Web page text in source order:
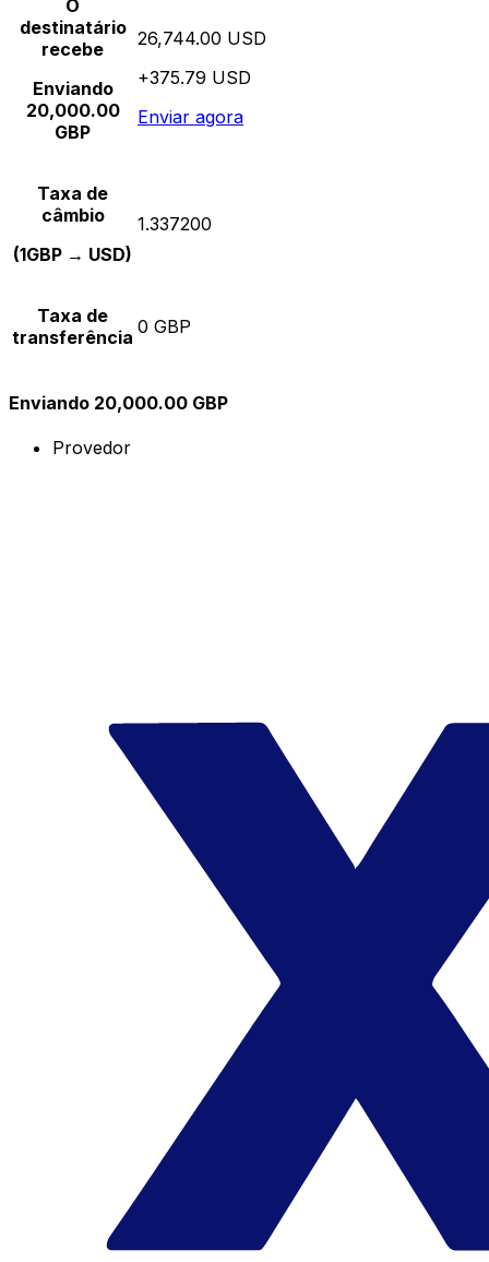
O
destinatário
recebe
Enviando
20,000.00
GBP
26,744.00 USD
+375.79 USD
Enviar agora
Taxa de
câmbio
(1GBP → USD)
1.337200
Taxa de
transferência 0 GBP
Enviando 20,000.00 GBP
Provedor